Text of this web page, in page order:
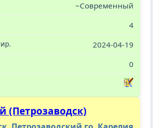
~Современный
4
2024-04-19
0
(Петрозаводск)